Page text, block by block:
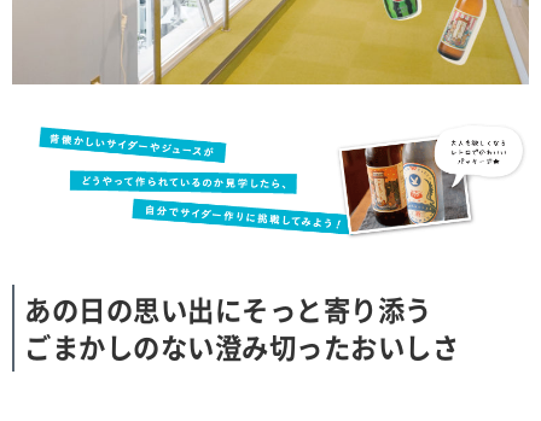
あの日の思い出にそっと寄り添う
ごまかしのない澄み切ったおいしさ